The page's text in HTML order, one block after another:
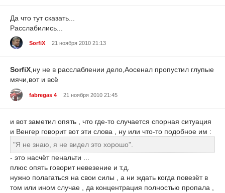
Да что тут сказать...
Расслабились...
SorfiX 21 ноября 2010 21:13
SorfiX,ну не в расслаблении дело,Аосенал пропустил глупые
мячи,вот и всё
fabregas 4 21 ноября 2010 21:45
и вот заметил опять , что где-то случается спорная ситуация
и Венгер говорит вот эти слова , ну или что-то подобное им :
"Я не знаю, я не видел это хорошо".
- это насчёт пенальти ...
плюс опять говорит невезение и т.д.
нужно полагаться на свои силы , а ни ждать когда повезёт в
том или ином случае , да концентрация полностью пропала ,